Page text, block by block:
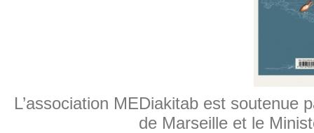
L’association MEDiakitab est soutenue
de Marseille et le